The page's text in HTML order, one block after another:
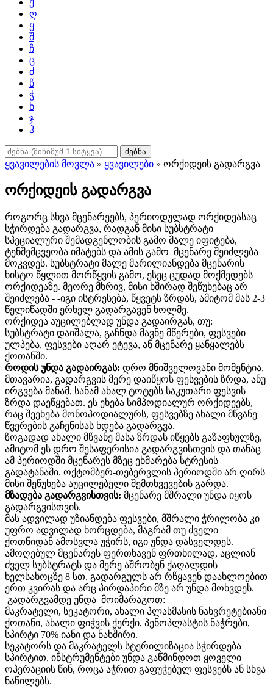
ქ
ღ
ყ
შ
ჩ
ც
ძ
წ
ჭ
ხ
ჯ
ჰ
ძებნა
ყვავილების მოვლა » ყვავილები » ორქიდეის გადარგვა
ორქიდეის გადარგვა
როგორც სხვა მცენარეებს, პერიოდულად ორქიდეასაც
სჭირდება გადარგვა, რადგან მისი სუბსტრატი
სპეციალური შემადგენლობის გამო მალე იფიტება,
ტენშემცვეობა იმატებს და ამის გამო მცენარე შეიძლება
მოკვდეს. სუბსტრატი მალე მარილიანდება მცენარის
ხისტო წყლით მორწყვის გამო, ესეც ცუდად მოქმედებს
ორქიდეაზე. მეორე მხრივ, მისი ხშირად შეწუხებაც არ
შეიძლება - -იგი ისტრესება, წყვეტს ზრდას, ამიტომ მას 2-3
წელიწადში ერხელ გადარგავენ ხოლმე.
ორქიდეა აუცილებლად უნდა გადაირგას, თუ:
სუბსტრატი დაიშალა, გაჩნდა მავნე მწერები, ფესვები
ულპება, ფესვები აღარ ეტევა, ან მცენარე ყანყალებს
ქოთანში.
როდის უნდა გადაირგას: დრო მნიშველოვანი მომენტია,
მთავარია, გადარგვის მერე დაიწყოს ფესვების ზრდა, ანუ
ირგვება მანამ, სანამ ახალ ტოტებს საკუთარი ფესვის
ზრდა დაეწყებათ. ეს ეხება სიმპოდიალურ ორქიდეებს,
რაც შეეხება მონოპოდიალურს, ფესვებზე ახალი მწვანე
წვერების გაჩენისას ხდება გადარგვა.
ზოგადად ახალი მწვანე მასა ზრდას იწყებს გაზაფხულზე,
ამიტომ ეს დრო შესაფერისია გადარგვისთვის და თანაც
ამ პერიოდში მცენარეს მზეც ეხმარება სტრესის
გადატანაში. ოქტომბერ-თებერვლის პერიოდში არ ღირს
მისი შეწუხება აუცილებელი შემთხვევების გარდა.
მზადება გადარგვისთვის: მცენარე მშრალი უნდა იყოს
გადარგვისთვის.
მას ადვილად უზიანდება ფესვები, მშრალი ჭრილობა კი
უფრო ადვილად ხორცდება, მაგრამ თუ ძველი
ქოთნიდან ამოსვლა უჭირს, იგი უნდა დასველდეს.
ამოღებულ მცენარეს ფერთხავენ ფრთხილად, აცლიან
ძველ სუბსტრატს და მერე აშრობენ ქაღალდის
ხელსახოცზე 8 სთ. გადარგულს არ რწყავენ დაახლოებით
ერთ კვირას და არც პირდაპირი მზე არ უნდა მოხვდეს.
გადარგვამდე უნდა მოიმარაგოთ:
მაკრატელი, სეკატორი, ახალი პლასმასის ნახვრეტებიანი
ქოთანი, ახალი ფიჭვის ქერქი, პენოპლასტის ნაჭრები,
სპირტი 70% იანი და ნახშირი.
სეკატორს და მაკრატელს სტერილიზაცია სჭირდება
სპირტით, ინსტრუმენტები უნდა გაწმინდოთ ყოველი
ოპერაციის წინ, როცა აჭრით გაფუჭებულ ფესვებს ან სხვა
ნაწილებს.